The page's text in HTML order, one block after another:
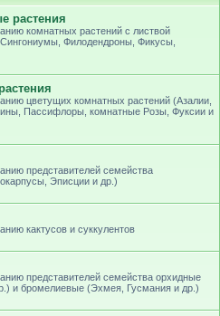
растения
комнатных растений с листвой
Филодендроны, Фикусы,
цветущих комнатных растений (Азалии,
Пассифлоры, комнатные Розы, Фуксии и
представителей семейства
Эписции и др.)
кактусов и суккулентов
представителей семейства орхидные
и бромелиевые (Эхмея, Гусмания и др.)